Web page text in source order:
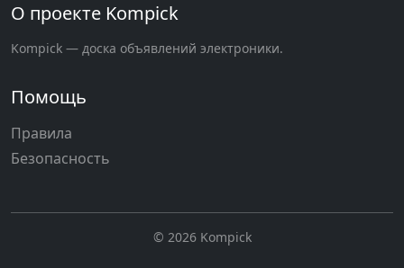
О проекте Kompick
Kompick — доска объявлений электроники.
Помощь
Правила
Безопасность
© 2026 Kompick